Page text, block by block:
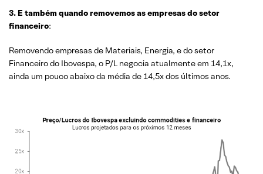
3. E também quando removemos as empresas do setor
financeiro:
Removendo empresas de Materiais, Energia, e do setor
Financeiro do Ibovespa, o P/L negocia atualmente em 14,1x,
ainda um pouco abaixo da média de 14,5x dos últimos anos.